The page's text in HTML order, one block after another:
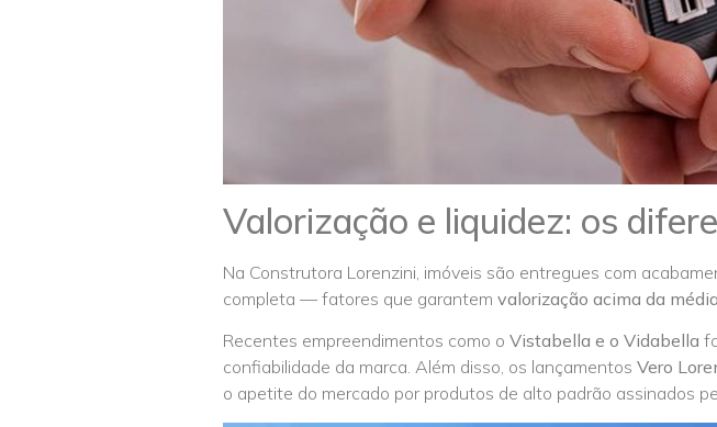
Valorização e liquidez: os
Na Construtora Lorenzini, imóveis são entregues com
completa — fatores que garantem valorização acima da média
Recentes empreendimentos como o Vistabella e o Vidabella
confiabilidade da marca. Além disso, os lançamentos Vero
o apetite do mercado por produtos de alto padrão assinados